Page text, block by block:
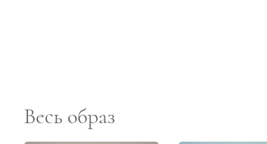
Весь образ